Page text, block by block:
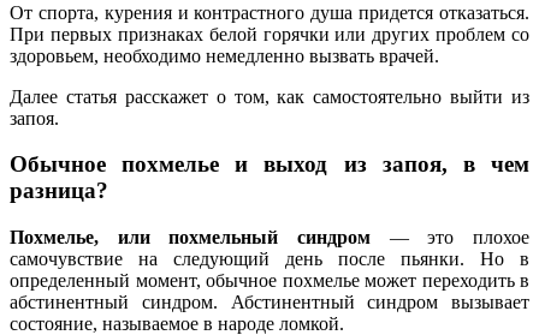
От спорта, курения и контрастного душа придется отказаться.
При первых признаках белой горячки или других проблем со
здоровьем, необходимо немедленно вызвать врачей.
Далее статья расскажет о том, как самостоятельно выйти из
запоя.
Обычное похмелье и выход из запоя, в чем
разница?
Похмелье, или похмельный синдром — это плохое
самочувствие на следующий день после пьянки. Но в
определенный момент, обычное похмелье может переходить в
абстинентный синдром. Абстинентный синдром вызывает
состояние, называемое в народе ломкой.